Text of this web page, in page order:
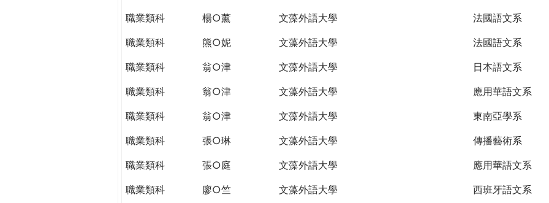
職業類科
楊○薰 文藻外語大學
法國語文系
職業類科
熊○妮 文藻外語大學
法國語文系
職業類科
翁○津 文藻外語大學
日本語文系
職業類科
翁○津 文藻外語大學
應用華語文系
職業類科
翁○津 文藻外語大學
東南亞學系
職業類科
張○琳 文藻外語大學
傳播藝術系
職業類科
張○庭 文藻外語大學
應用華語文系
職業類科
廖○竺 文藻外語大學 西班牙語文系